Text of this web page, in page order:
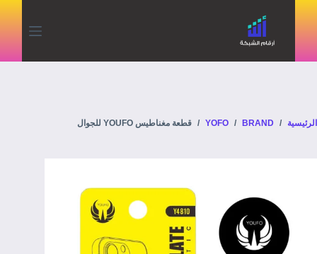
الرئيسية /
BRAND
/
YOFO
/ قطعة مغناطيس YOUFO للجوال